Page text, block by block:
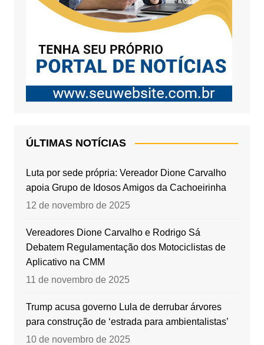
ÚLTIMAS NOTÍCIAS
Luta por sede própria: Vereador Dione Carvalho
apoia Grupo de Idosos Amigos da Cachoeirinha
12 de novembro de 2025
Vereadores Dione Carvalho e Rodrigo Sá
Debatem Regulamentação dos Motociclistas de
Aplicativo na CMM
11 de novembro de 2025
Trump acusa governo Lula de derrubar árvores
para construção de ‘estrada para ambientalistas’
10 de novembro de 2025